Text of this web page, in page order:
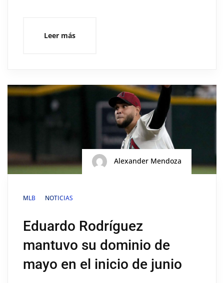
Leer más
Alexander Mendoza
MLB NOTICIAS
Eduardo Rodríguez
mantuvo su dominio de
mayo en el inicio de junio